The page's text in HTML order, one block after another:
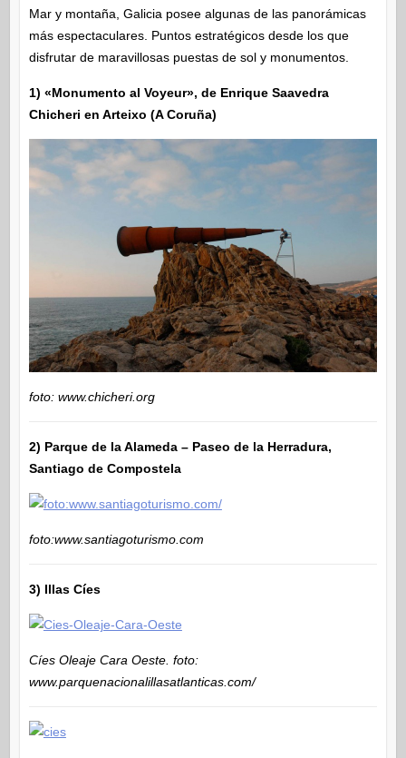
Mar y montaña, Galicia posee algunas de las panorámicas
más espectaculares. Puntos estratégicos desde los que
disfrutar de maravillosas puestas de sol y monumentos.
1) «Monumento al Voyeur», de Enrique Saavedra
Chicheri en Arteixo (A Coruña)
foto: www.chicheri.org
2) Parque de la Alameda – Paseo de la Herradura,
Santiago de Compostela
foto:www.santiagoturismo.com
3) Illas Cíes
Cíes Oleaje Cara Oeste. foto:
www.parquenacionalillasatlanticas.com/